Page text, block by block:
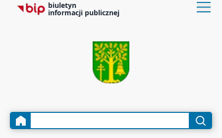
biuletyn
informacji publicznej